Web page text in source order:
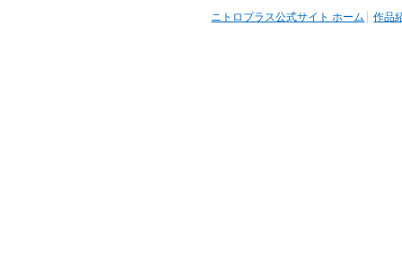
ニトロプラス公式サイト ホーム 作品